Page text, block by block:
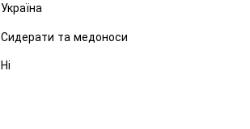
Україна
Сидерати та медоноси
Ні